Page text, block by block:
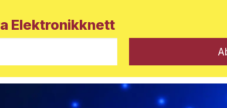
Elektronikknett